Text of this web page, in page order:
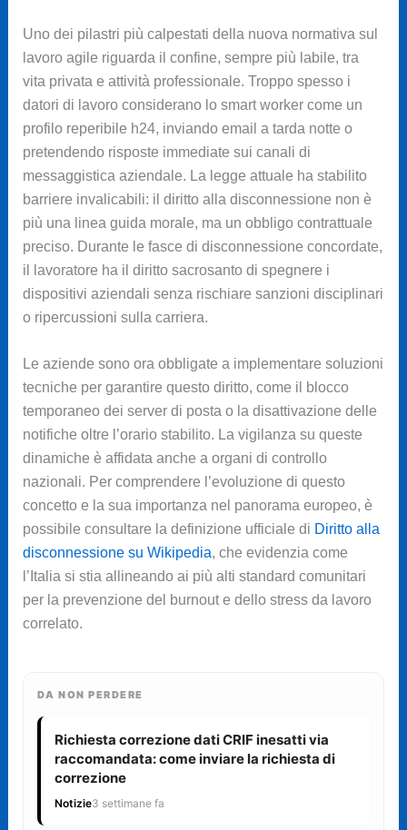
Uno dei pilastri più calpestati della nuova normativa sul
lavoro agile riguarda il confine, sempre più labile, tra
vita privata e attività professionale. Troppo spesso i
datori di lavoro considerano lo smart worker come un
profilo reperibile h24, inviando email a tarda notte o
pretendendo risposte immediate sui canali di
messaggistica aziendale. La legge attuale ha stabilito
barriere invalicabili: il diritto alla disconnessione non è
più una linea guida morale, ma un obbligo contrattuale
preciso. Durante le fasce di disconnessione concordate,
il lavoratore ha il diritto sacrosanto di spegnere i
dispositivi aziendali senza rischiare sanzioni disciplinari
o ripercussioni sulla carriera.
Le aziende sono ora obbligate a implementare soluzioni
tecniche per garantire questo diritto, come il blocco
temporaneo dei server di posta o la disattivazione delle
notifiche oltre l’orario stabilito. La vigilanza su queste
dinamiche è affidata anche a organi di controllo
nazionali. Per comprendere l’evoluzione di questo
concetto e la sua importanza nel panorama europeo, è
possibile consultare la definizione ufficiale di Diritto alla
disconnessione su Wikipedia, che evidenzia come
l’Italia si stia allineando ai più alti standard comunitari
per la prevenzione del burnout e dello stress da lavoro
correlato.
DA NON PERDERE
Richiesta correzione dati CRIF inesatti via
raccomandata: come inviare la richiesta di
correzione
Notizie3 settimane fa